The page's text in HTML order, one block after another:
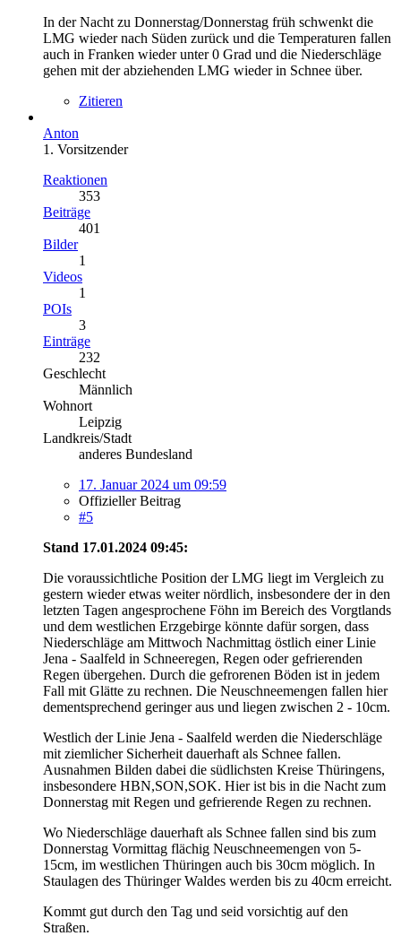
In der Nacht zu Donnerstag/Donnerstag früh schwenkt die
LMG wieder nach Süden zurück und die Temperaturen fallen
auch in Franken wieder unter 0 Grad und die Niederschläge
gehen mit der abziehenden LMG wieder in Schnee über.
Zitieren
Anton
1. Vorsitzender
Reaktionen
353
Beiträge
401
Bilder
1
Videos
1
POIs
3
Einträge
232
Geschlecht
Männlich
Wohnort
Leipzig
Landkreis/Stadt
anderes Bundesland
17. Januar 2024 um 09:59
Offizieller Beitrag
#5
Stand 17.01.2024 09:45:
Die voraussichtliche Position der LMG liegt im Vergleich zu
gestern wieder etwas weiter nördlich, insbesondere der in den
letzten Tagen angesprochene Föhn im Bereich des Vorgtlands
und dem westlichen Erzgebirge könnte dafür sorgen, dass
Niederschläge am Mittwoch Nachmittag östlich einer Linie
Jena - Saalfeld in Schneeregen, Regen oder gefrierenden
Regen übergehen. Durch die gefrorenen Böden ist in jedem
Fall mit Glätte zu rechnen. Die Neuschneemengen fallen hier
dementsprechend geringer aus und liegen zwischen 2 - 10cm.
Westlich der Linie Jena - Saalfeld werden die Niederschläge
mit ziemlicher Sicherheit dauerhaft als Schnee fallen.
Ausnahmen Bilden dabei die südlichsten Kreise Thüringens,
insbesondere HBN,SON,SOK. Hier ist bis in die Nacht zum
Donnerstag mit Regen und gefrierende Regen zu rechnen.
Wo Niederschläge dauerhaft als Schnee fallen sind bis zum
Donnerstag Vormittag flächig Neuschneemengen von 5-
15cm, im westlichen Thüringen auch bis 30cm möglich. In
Staulagen des Thüringer Waldes werden bis zu 40cm erreicht.
Kommt gut durch den Tag und seid vorsichtig auf den
Straßen.